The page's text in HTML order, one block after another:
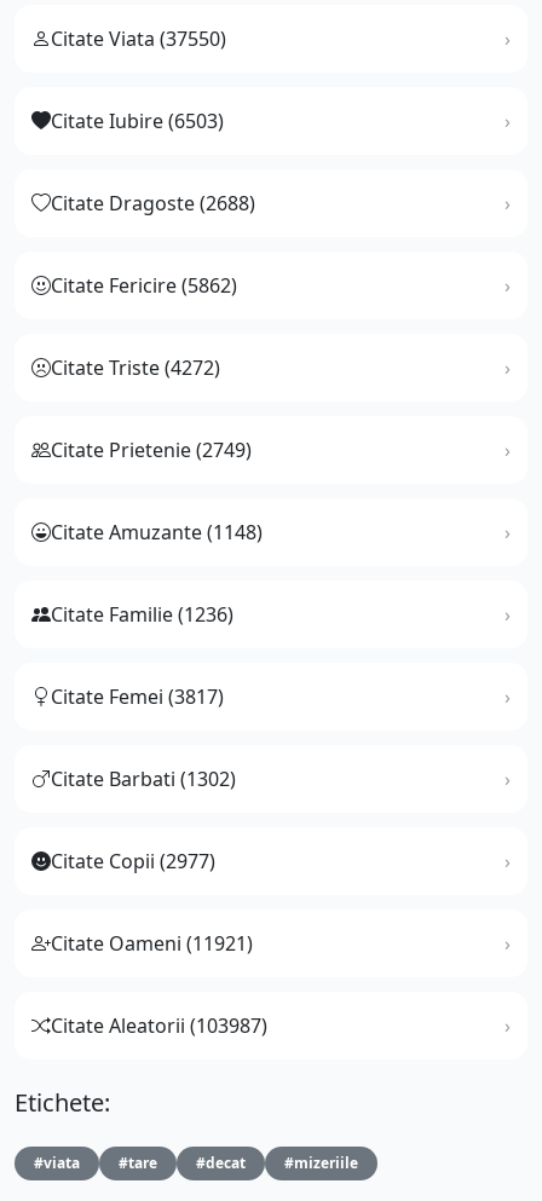
Citate Viata (37550)
Citate Iubire (6503)
Citate Dragoste (2688)
Citate Fericire (5862)
Citate Triste (4272)
Citate Prietenie (2749)
Citate Amuzante (1148)
Citate Familie (1236)
Citate Femei (3817)
Citate Barbati (1302)
Citate Copii (2977)
Citate Oameni (11921)
Citate Aleatorii (103987)
Etichete:
#viata #tare #decat #mizeriile